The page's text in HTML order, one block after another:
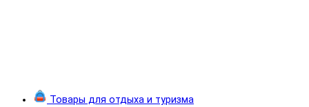
Товары для отдыха и туризма